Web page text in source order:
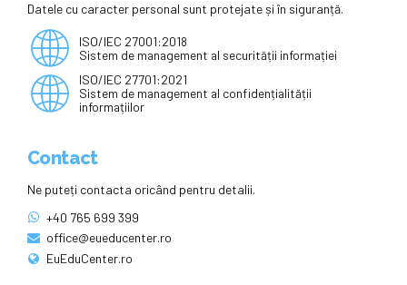
Datele cu caracter personal sunt protejate și în siguranță.
ISO/IEC 27001:2018
Sistem de management al securității informației
ISO/IEC 27701:2021
Sistem de management al confidențialității
informațiilor
Contact
Ne puteți contacta oricând pentru detalii.
+40 765 699 399
office@eueducenter.ro
EuEduCenter.ro